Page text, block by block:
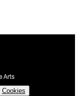
Arts
Cookies